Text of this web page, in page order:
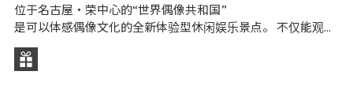
位于名古屋・荣中心的“世界偶像共和国”
是可以体感偶像文化的全新体验型休闲娱乐景点。 不仅能观...